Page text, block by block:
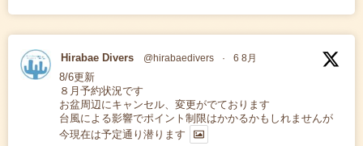
Hirabae Divers @hirabaedivers · 6 8月
8/6更新
８月予約状況です
お盆周辺にキャンセル、変更がでております
台風による影響でポイント制限はかかるかもしれませんが
今現在は予定通り潜ります